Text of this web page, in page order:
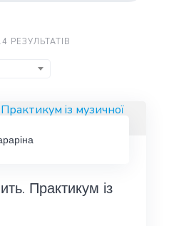
РЕЗУЛЬТАТІВ
Практикум із